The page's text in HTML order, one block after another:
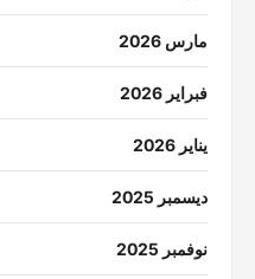
مارس 2026
فبراير 2026
يناير 2026
ديسمبر 2025
نوفمبر 2025